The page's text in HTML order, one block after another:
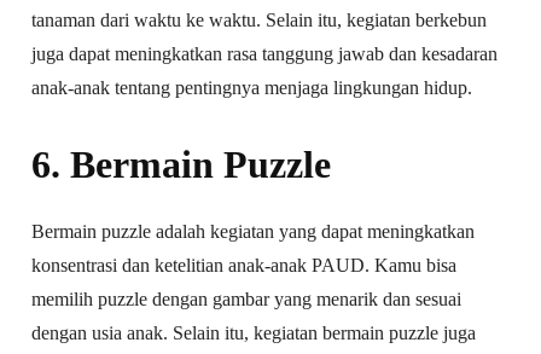
tanaman dari waktu ke waktu. Selain itu, kegiatan berkebun
juga dapat meningkatkan rasa tanggung jawab dan kesadaran
anak-anak tentang pentingnya menjaga lingkungan hidup.
6. Bermain Puzzle
Bermain puzzle adalah kegiatan yang dapat meningkatkan
konsentrasi dan ketelitian anak-anak PAUD. Kamu bisa
memilih puzzle dengan gambar yang menarik dan sesuai
dengan usia anak. Selain itu, kegiatan bermain puzzle juga